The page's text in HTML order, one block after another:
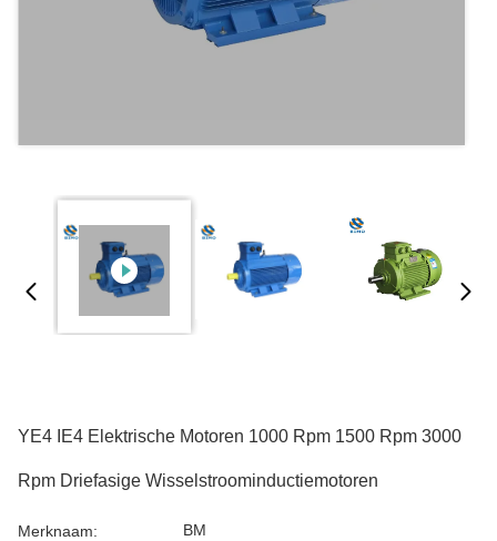
YE4 IE4 Elektrische Motoren 1000 Rpm 1500 Rpm 3000
Rpm Driefasige Wisselstroominductiemotoren
Merknaam: BM